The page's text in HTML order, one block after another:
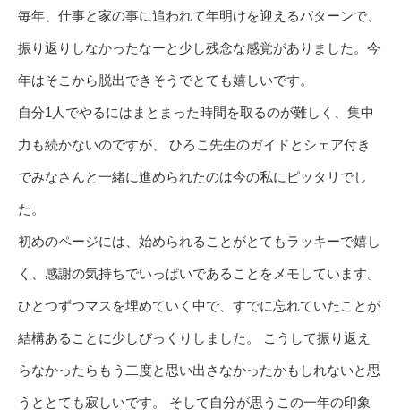
毎年、仕事と家の事に追われて年明けを迎えるパターンで、
振り返りしなかったなーと少し残念な感覚がありました。今
年はそこから脱出できそうでとても嬉しいです。
自分1人でやるにはまとまった時間を取るのが難しく、集中
力も続かないのですが、 ひろこ先生のガイドとシェア付き
でみなさんと一緒に進められたのは今の私にピッタリでし
た。
初めのページには、始められることがとてもラッキーで嬉し
く、感謝の気持ちでいっぱいであることをメモしています。
ひとつずつマスを埋めていく中で、すでに忘れていたことが
結構あることに少しびっくりしました。 こうして振り返え
らなかったらもう二度と思い出さなかったかもしれないと思
うととても寂しいです。 そして自分が思うこの一年の印象